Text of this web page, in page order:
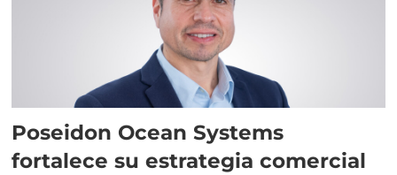
Poseidon Ocean Systems
fortalece su estrategia comercial